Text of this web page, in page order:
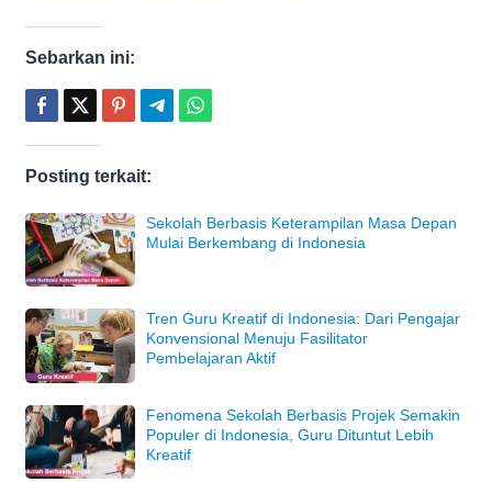
Sebarkan ini:
Posting terkait:
Sekolah Berbasis Keterampilan Masa Depan
Mulai Berkembang di Indonesia
Tren Guru Kreatif di Indonesia: Dari Pengajar
Konvensional Menuju Fasilitator
Pembelajaran Aktif
Fenomena Sekolah Berbasis Projek Semakin
Populer di Indonesia, Guru Dituntut Lebih
Kreatif